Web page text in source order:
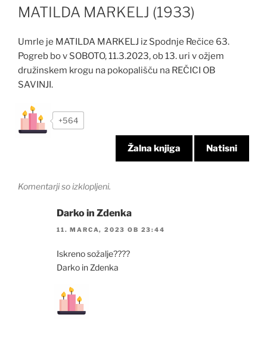
MATILDA MARKELJ (1933)
Umrle je MATILDA MARKELJ iz Spodnje Rečice 63.
Pogreb bo v SOBOTO, 11.3.2023, ob 13. uri v ožjem
družinskem krogu na pokopališču na REČICI OB
SAVINJI.
+564
Žalna knjiga Natisni
Darko in Zdenka
11. MARCA, 2023 OB 23:44
Iskreno sožalje????
Darko in Zdenka
Komentarji so izklopljeni.